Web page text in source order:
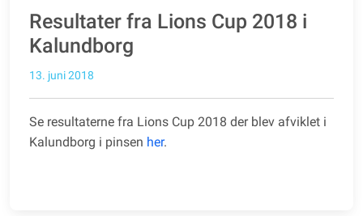
Resultater fra Lions Cup 2018 i
Kalundborg
13. juni 2018
Se resultaterne fra Lions Cup 2018 der blev afviklet i
Kalundborg i pinsen her.